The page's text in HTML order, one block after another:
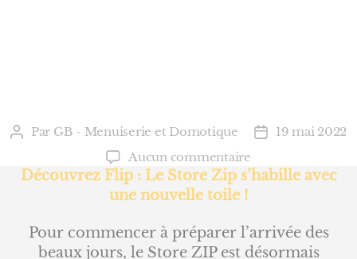
Auteur
l’article
Par GB - Menuiserie et Domotique
Date
l’article
19 mai 2022
Aucun commentairesur
Flip
Store
Zip
Découvrez Flip : Le Store Zip s’habille avec
une nouvelle toile !
Pour commencer à préparer l’arrivée des
beaux jours, le Store ZIP est désormais